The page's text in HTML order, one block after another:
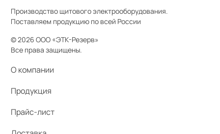
Производство щитового электрооборудования.
Поставляем продукцию по всей России
© 2026 ООО «ЭТК-Резерв»
Все права защищены.
О компании
Продукция
Прайс-лист